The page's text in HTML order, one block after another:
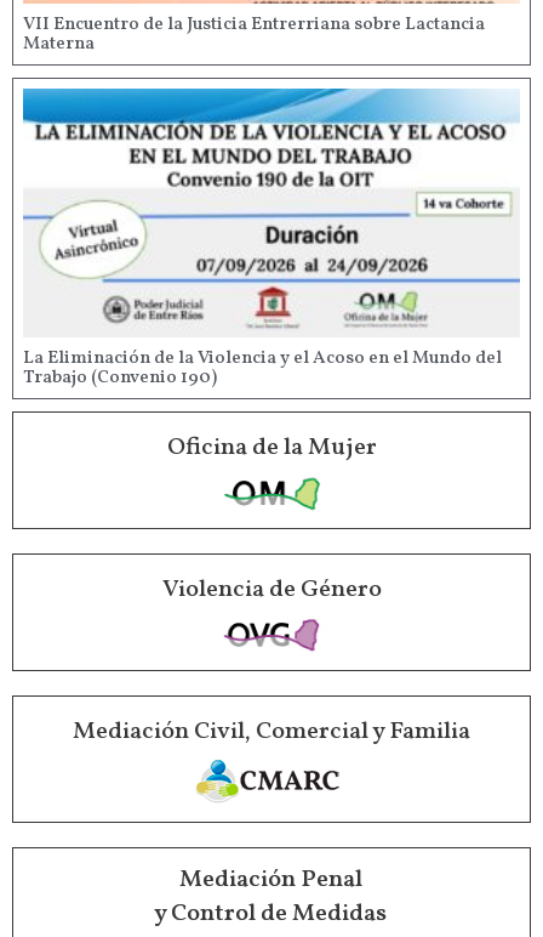
VII Encuentro de la Justicia Entrerriana sobre Lactancia
Materna
La Eliminación de la Violencia y el Acoso en el Mundo del
Trabajo (Convenio 190)
Oficina de la Mujer
Violencia de Género
Mediación Civil, Comercial y Familia
Mediación Penal
y Control de Medidas